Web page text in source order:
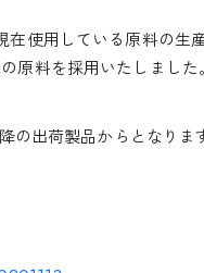
使用している原料の生
原料を採用いたしました。
の出荷製品からとなりま